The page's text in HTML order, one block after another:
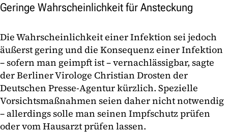
Geringe Wahrscheinlichkeit für Ansteckung
Die Wahrscheinlichkeit einer Infektion sei jedoch
äußerst gering und die Konsequenz einer Infektion
– sofern man geimpft ist – vernachlässigbar, sagte
der Berliner Virologe Christian Drosten der
Deutschen Presse-Agentur kürzlich. Spezielle
Vorsichtsmaßnahmen seien daher nicht notwendig
– allerdings solle man seinen Impfschutz prüfen
oder vom Hausarzt prüfen lassen.